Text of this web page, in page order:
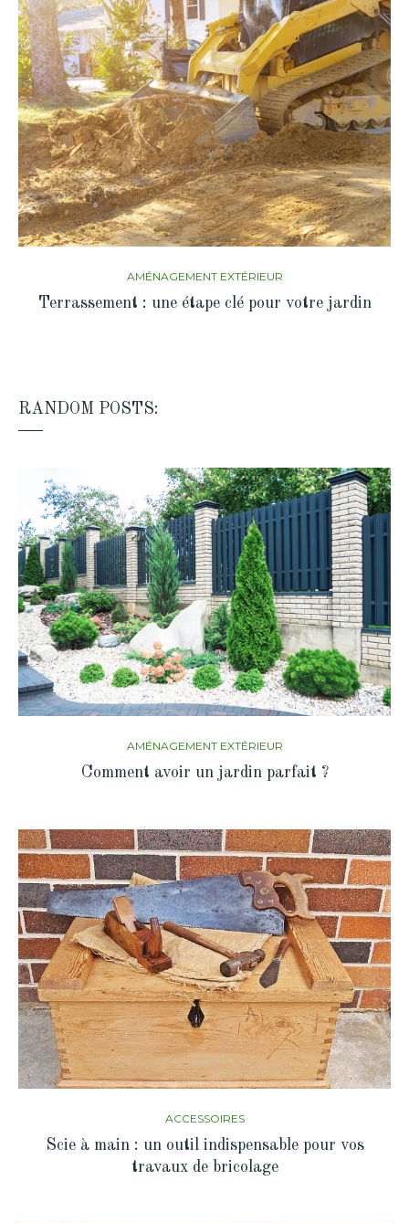
AMÉNAGEMENT EXTÉRIEUR
Terrassement : une étape clé pour votre jardin
RANDOM POSTS:
AMÉNAGEMENT EXTÉRIEUR
Comment avoir un jardin parfait ?
ACCESSOIRES
Scie à main : un outil indispensable pour vos
travaux de bricolage